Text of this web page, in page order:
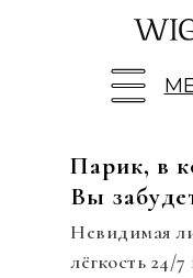
Парик, в
Вы
Невидимая
лёгкость 24/